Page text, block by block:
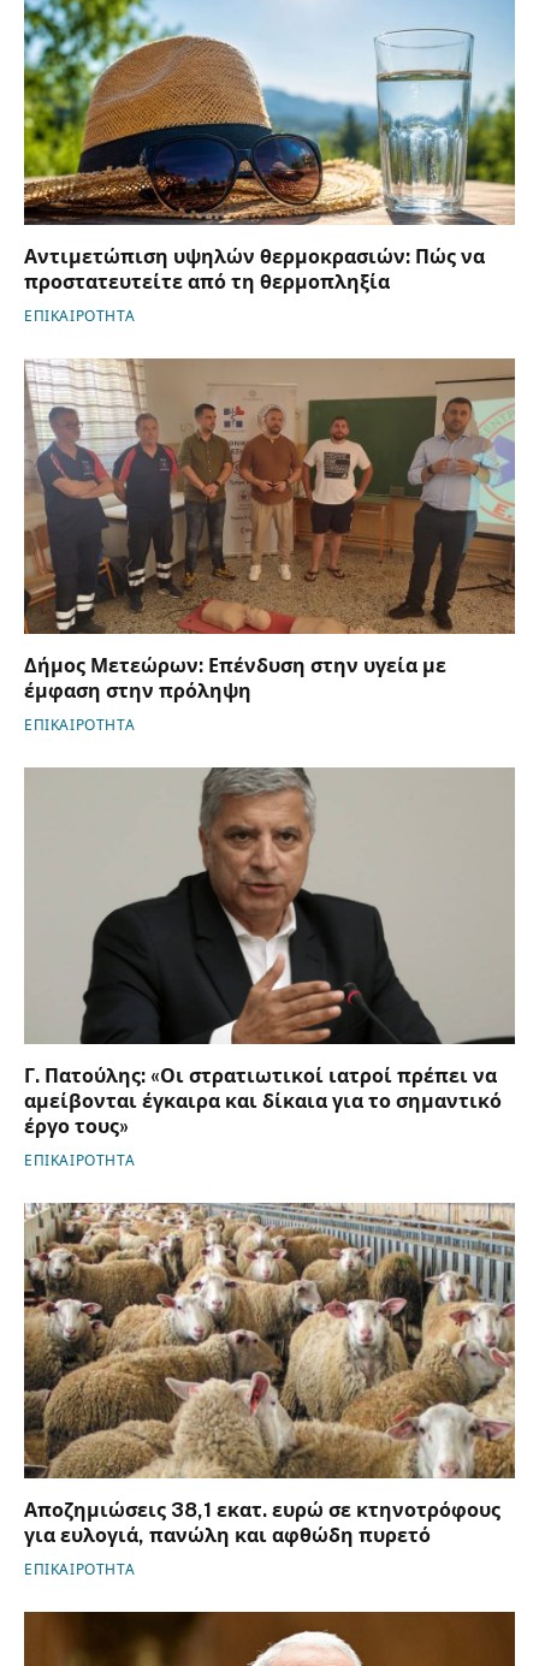
Αντιμετώπιση υψηλών θερμοκρασιών: Πώς να
προστατευτείτε από τη θερμοπληξία
ΕΠΙΚΑΙΡΟΤΗΤΑ
Δήμος Μετεώρων: Επένδυση στην υγεία με
έμφαση στην πρόληψη
ΕΠΙΚΑΙΡΟΤΗΤΑ
Γ. Πατούλης: «Οι στρατιωτικοί ιατροί πρέπει να
αμείβονται έγκαιρα και δίκαια για το σημαντικό
έργο τους»
ΕΠΙΚΑΙΡΟΤΗΤΑ
Αποζημιώσεις 38,1 εκατ. ευρώ σε κτηνοτρόφους
για ευλογιά, πανώλη και αφθώδη πυρετό
ΕΠΙΚΑΙΡΟΤΗΤΑ